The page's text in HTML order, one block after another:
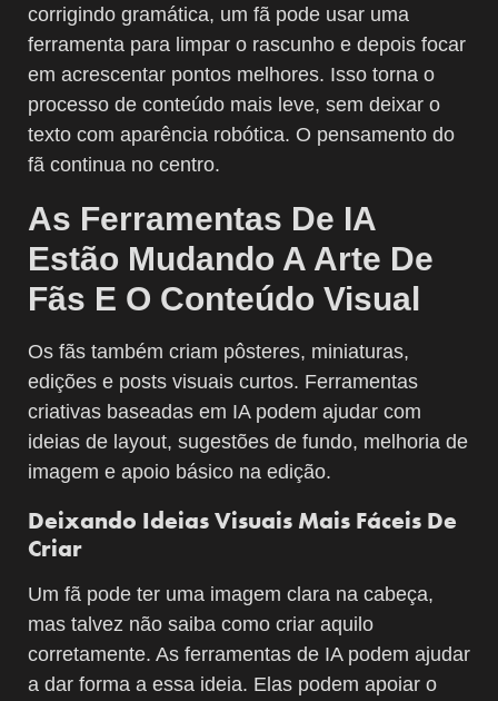
corrigindo gramática, um fã pode usar uma
ferramenta para limpar o rascunho e depois focar
em acrescentar pontos melhores. Isso torna o
processo de conteúdo mais leve, sem deixar o
texto com aparência robótica. O pensamento do
fã continua no centro.
As Ferramentas De IA
Estão Mudando A Arte De
Fãs E O Conteúdo Visual
Os fãs também criam pôsteres, miniaturas,
edições e posts visuais curtos. Ferramentas
criativas baseadas em IA podem ajudar com
ideias de layout, sugestões de fundo, melhoria de
imagem e apoio básico na edição.
Deixando Ideias Visuais Mais Fáceis De
Criar
Um fã pode ter uma imagem clara na cabeça,
mas talvez não saiba como criar aquilo
corretamente. As ferramentas de IA podem ajudar
a dar forma a essa ideia. Elas podem apoiar o